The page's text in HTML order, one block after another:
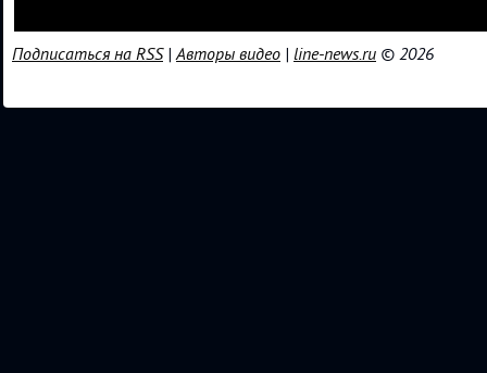
Подписаться на RSS|Авторы видео | line-news.ru © 2026